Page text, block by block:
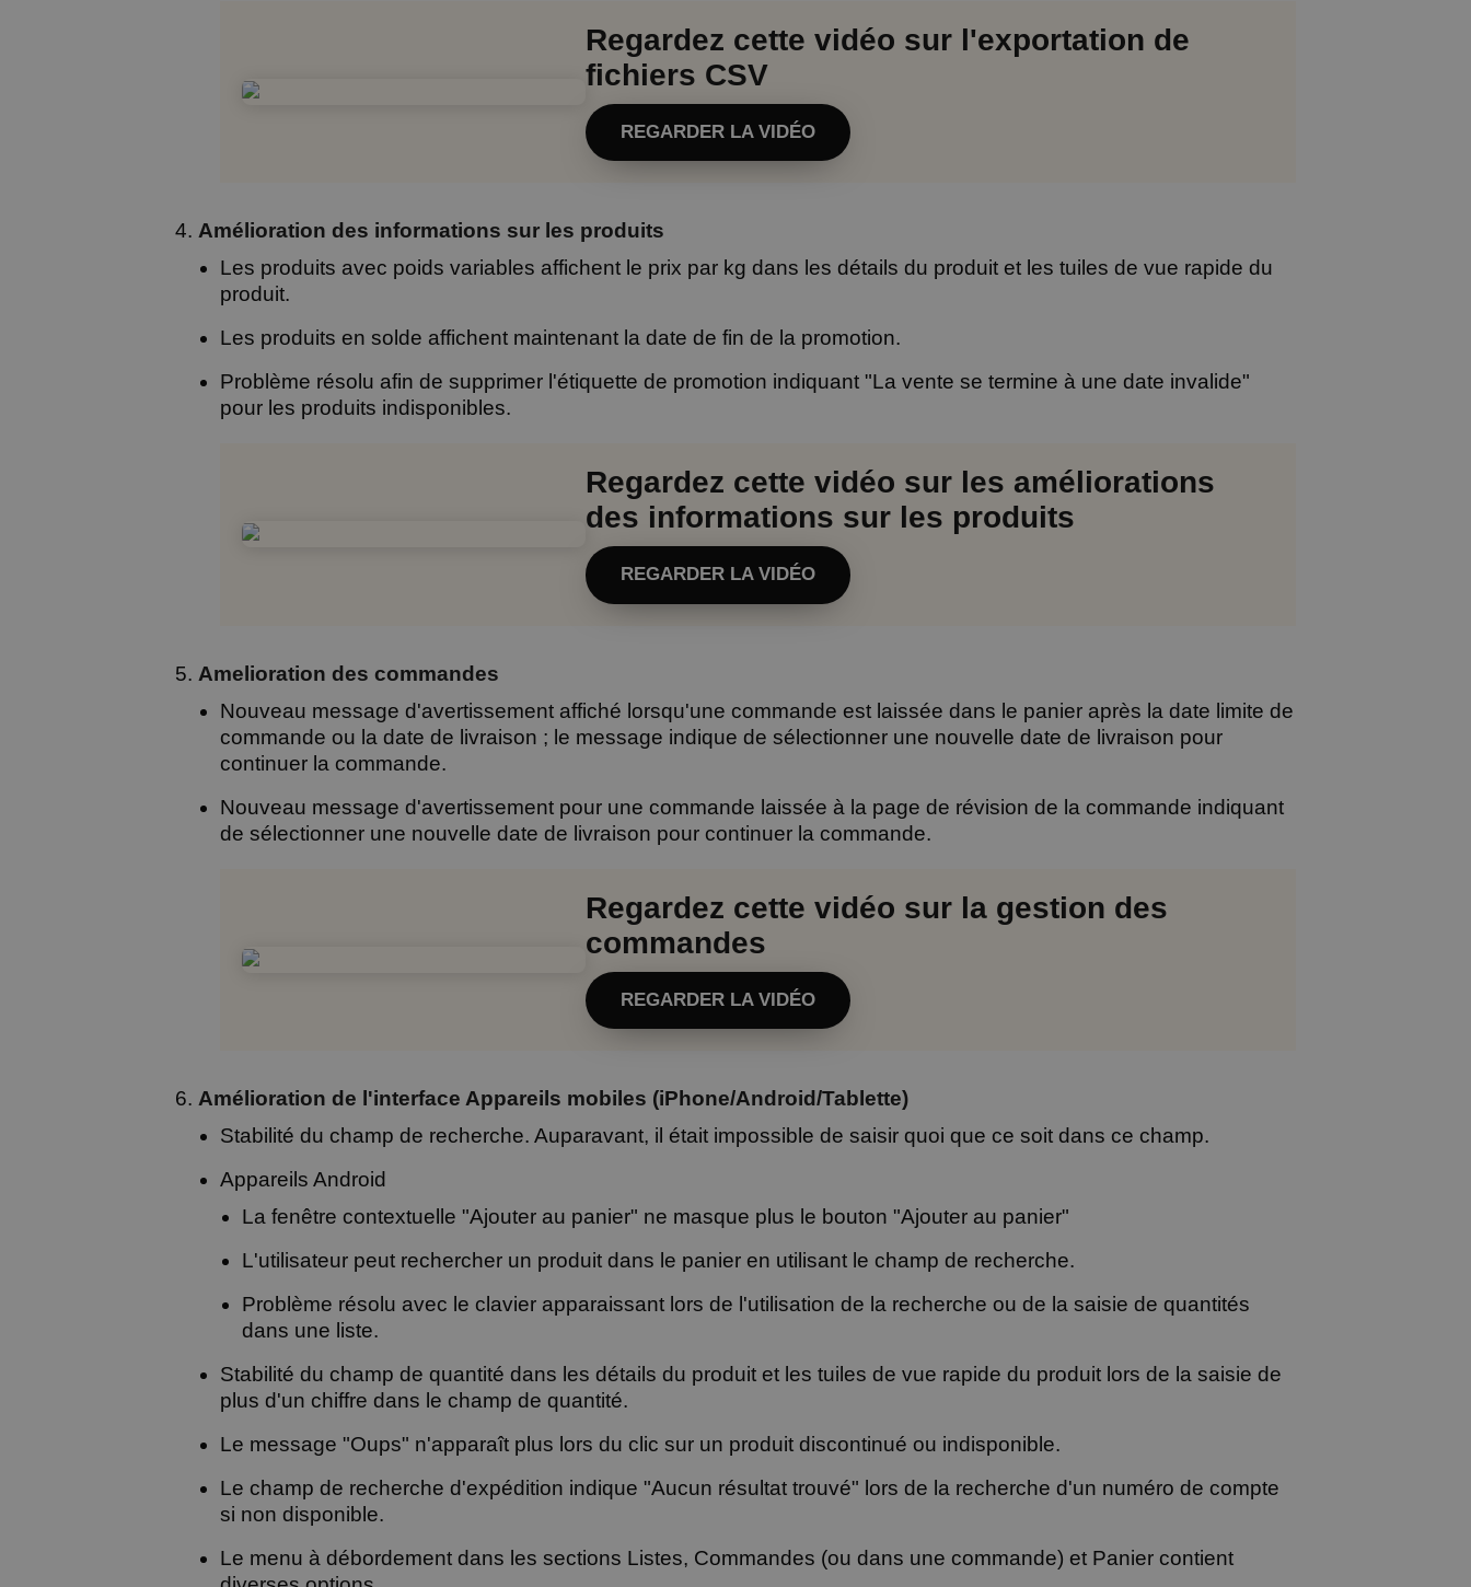
Regardez cette vidéo sur l'exportation de
fichiers CSV
REGARDER LA VIDÉO
Amélioration des informations sur les produits
Les produits avec poids variables affichent le prix par kg dans les détails du produit et les tuiles de vue rapide du
produit.
Les produits en solde affichent maintenant la date de fin de la promotion.
Problème résolu afin de supprimer l'étiquette de promotion indiquant "La vente se termine à une date invalide"
pour les produits indisponibles.
Regardez cette vidéo sur les améliorations
des informations sur les produits
REGARDER LA VIDÉO
Amelioration des commandes
Nouveau message d'avertissement affiché lorsqu'une commande est laissée dans le panier après la date limite de
commande ou la date de livraison ; le message indique de sélectionner une nouvelle date de livraison pour
continuer la commande.
Nouveau message d'avertissement pour une commande laissée à la page de révision de la commande indiquant
de sélectionner une nouvelle date de livraison pour continuer la commande.
Regardez cette vidéo sur la gestion des
commandes
REGARDER LA VIDÉO
Amélioration de l'interface Appareils mobiles (iPhone/Android/Tablette)
Stabilité du champ de recherche. Auparavant, il était impossible de saisir quoi que ce soit dans ce champ.
Appareils Android
La fenêtre contextuelle "Ajouter au panier" ne masque plus le bouton "Ajouter au panier"
L'utilisateur peut rechercher un produit dans le panier en utilisant le champ de recherche.
Problème résolu avec le clavier apparaissant lors de l'utilisation de la recherche ou de la saisie de quantités
dans une liste.
Stabilité du champ de quantité dans les détails du produit et les tuiles de vue rapide du produit lors de la saisie de
plus d'un chiffre dans le champ de quantité.
Le message "Oups" n'apparaît plus lors du clic sur un produit discontinué ou indisponible.
Le champ de recherche d'expédition indique "Aucun résultat trouvé" lors de la recherche d'un numéro de compte
si non disponible.
Le menu à débordement dans les sections Listes, Commandes (ou dans une commande) et Panier contient